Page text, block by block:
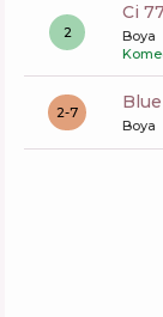
2
ci
Boya
2-7
Boya